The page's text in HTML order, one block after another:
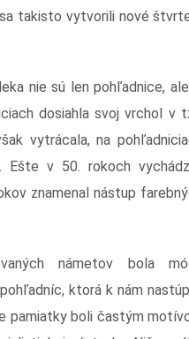
sa takisto vytvorili nové
nie sú len pohľadnice,
dosiahla svoj vrchol v
vytrácala, na
Ešte v 50. rokoch
znamenal nástup
námetov bola
ktorá k nám
pamiatky boli častým